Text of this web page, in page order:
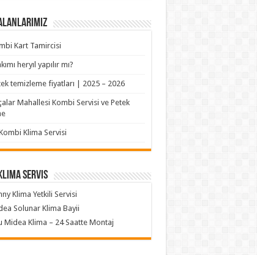
Kart Tamircisi
heryıl yapılır mı?
temizleme fiyatları | 2025 – 2026
Mahallesi Kombi Servisi ve Petek
Klima Servisi
servis
Klima Yetkili Servisi
Solunar Klima Bayii
Midea Klima – 24 Saatte Montaj